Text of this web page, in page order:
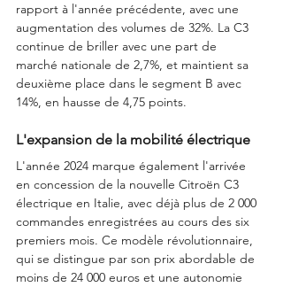
rapport à l'année précédente, avec une
augmentation des volumes de 32%. La C3
continue de briller avec une part de
marché nationale de 2,7%, et maintient sa
deuxième place dans le segment B avec
14%, en hausse de 4,75 points.
L'expansion de la mobilité électrique
L'année 2024 marque également l'arrivée
en concession de la nouvelle Citroën C3
électrique en Italie, avec déjà plus de 2 000
commandes enregistrées au cours des six
premiers mois. Ce modèle révolutionnaire,
qui se distingue par son prix abordable de
moins de 24 000 euros et une autonomie